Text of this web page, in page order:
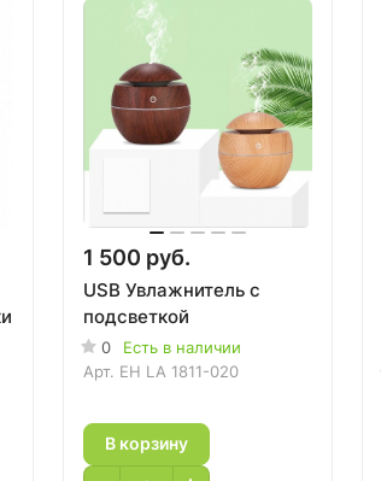
1 500 руб.
USB Увлажнитель с
подсветкой
0
Есть в наличии
Арт. EH LA 1811-020
В корзину